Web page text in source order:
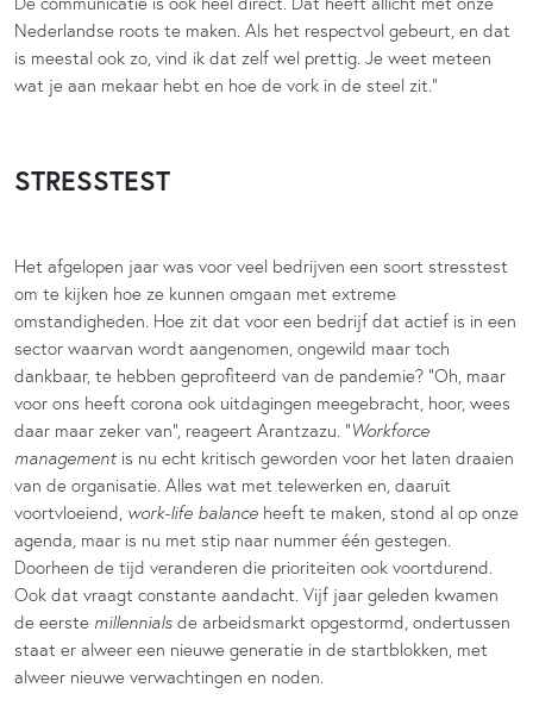
Nederlandse roots te maken. Als het respectvol gebeurt, en dat
is meestal ook zo, vind ik dat zelf wel prettig. Je weet meteen
wat je aan mekaar hebt en hoe de vork in de steel zit.”
STRESSTEST
Het afgelopen jaar was voor veel bedrijven een soort stresstest
om te kijken hoe ze kunnen omgaan met extreme
omstandigheden. Hoe zit dat voor een bedrijf dat actief is in een
sector waarvan wordt aangenomen, ongewild maar toch
dankbaar, te hebben geprofiteerd van de pandemie? “Oh, maar
voor ons heeft corona ook uitdagingen meegebracht, hoor, wees
daar maar zeker van”, reageert Arantzazu. “Workforce
management is nu echt kritisch geworden voor het laten draaien
van de organisatie. Alles wat met telewerken en, daaruit
voortvloeiend, work-life balance heeft te maken, stond al op onze
agenda, maar is nu met stip naar nummer één gestegen.
Doorheen de tijd veranderen die prioriteiten ook voortdurend.
Ook dat vraagt constante aandacht. Vijf jaar geleden kwamen
de eerste millennials de arbeidsmarkt opgestormd, ondertussen
staat er alweer een nieuwe generatie in de startblokken, met
alweer nieuwe verwachtingen en noden.